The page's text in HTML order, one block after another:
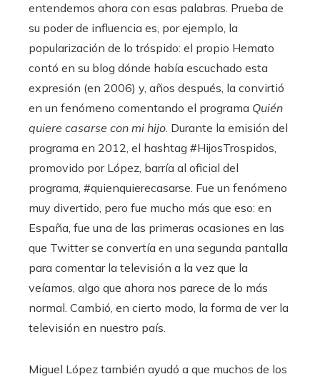
entendemos ahora con esas palabras. Prueba de
su poder de influencia es, por ejemplo, la
popularización de lo tróspido: el propio Hemato
contó en su blog dónde había escuchado esta
expresión (en 2006) y, años después, la convirtió
en un fenómeno comentando el programa Quién
quiere casarse con mi hijo. Durante la emisión del
programa en 2012, el hashtag #HijosTrospidos,
promovido por López, barría al oficial del
programa, #quienquierecasarse. Fue un fenómeno
muy divertido, pero fue mucho más que eso: en
España, fue una de las primeras ocasiones en las
que Twitter se convertía en una segunda pantalla
para comentar la televisión a la vez que la
veíamos, algo que ahora nos parece de lo más
normal. Cambió, en cierto modo, la forma de ver la
televisión en nuestro país.
Miguel López también ayudó a que muchos de los